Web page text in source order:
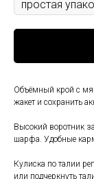
Объёмный крой с
жакет и сохранить
Высокий воротник
шарфа. Удобные
Кулиска по талии
или подчеркнуть